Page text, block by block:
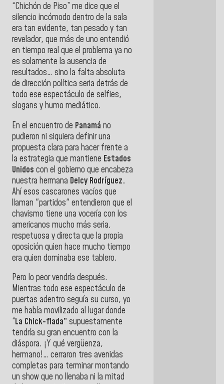
“Chichón de Piso” me dice que el
silencio incómodo dentro de la sala
era tan evidente, tan pesado y tan
revelador, que más de uno entendió
en tiempo real que el problema ya no
es solamente la ausencia de
resultados… sino la falta absoluta
de dirección política seria detrás de
todo ese espectáculo de selfies,
slogans y humo mediático.
En el encuentro de Panamá no
pudieron ni siquiera definir una
propuesta clara para hacer frente a
la estrategia que mantiene Estados
Unidos con el gobierno que encabeza
nuestra hermana Delcy Rodríguez.
Ahí esos cascarones vacíos que
llaman "partidos" entendieron que el
chavismo tiene una vocería con los
americanos mucho más seria,
respetuosa y directa que la propia
oposición quien hace mucho tiempo
era quien dominaba ese tablero.
Pero lo peor vendría después.
Mientras todo ese espectáculo de
puertas adentro seguía su curso, yo
me había movilizado al lugar donde
“La Chick-flada” supuestamente
tendría su gran encuentro con la
diáspora. ¡Y qué vergüenza,
hermano!… cerraron tres avenidas
completas para terminar montando
un show que no llenaba ni la mitad